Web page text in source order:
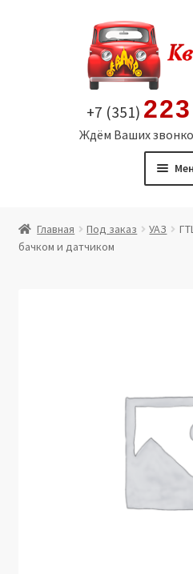
содержимому
+7 (351)
Ждём Ваших
Витрина
Юридические данные
Главная Под заказ УАЗ
бачком и датчиком